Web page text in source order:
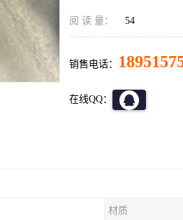
阅 读 量： 54
销售电话：
在线QQ：
材质